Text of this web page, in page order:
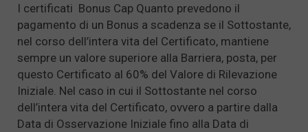
I certificati Bonus Cap Quanto prevedono il
pagamento di un Bonus a scadenza se il Sottostante,
nel corso dell’intera vita del Certificato, mantiene
sempre un valore superiore alla Barriera, posta, per
questo Certificato al 60% del Valore di Rilevazione
Iniziale. Nel caso in cui il Sottostante nel corso
dell’intera vita del Certificato, ovvero a partire dalla
Data di Osservazione Iniziale fino alla Data di